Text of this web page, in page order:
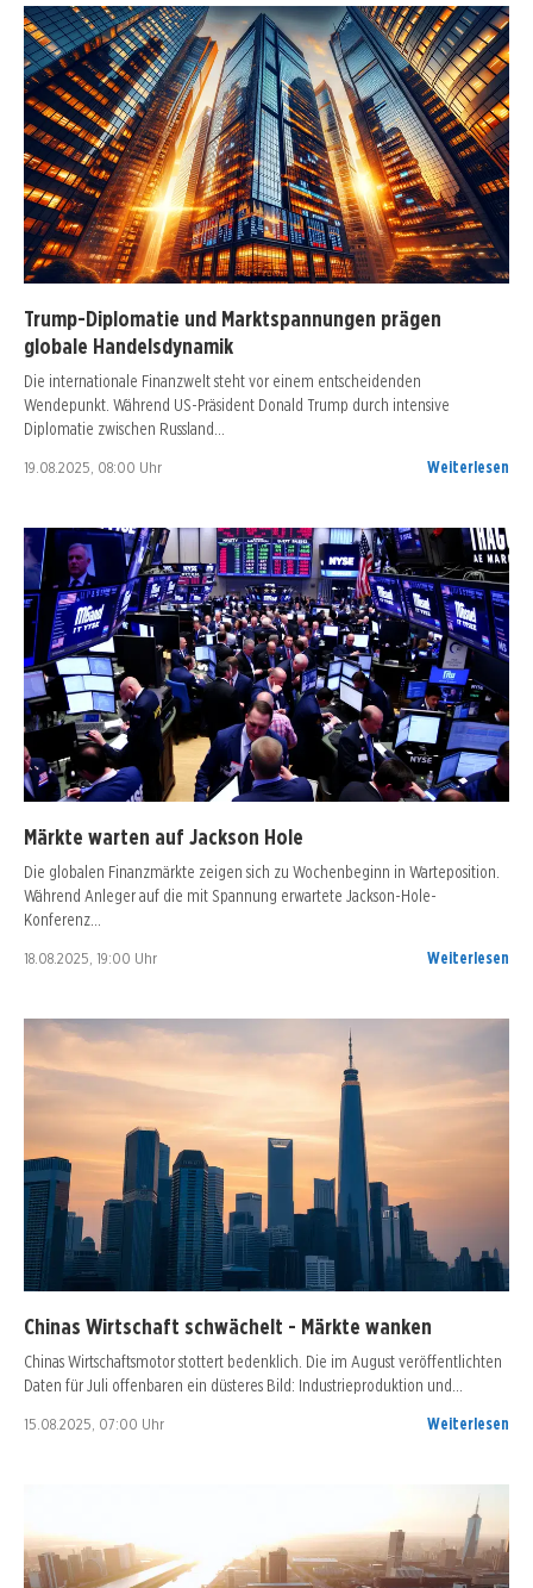
Trump-Diplomatie und Marktspannungen prägen
globale Handelsdynamik
Die internationale Finanzwelt steht vor einem entscheidenden
Wendepunkt. Während US-Präsident Donald Trump durch intensive
Diplomatie zwischen Russland…
19.08.2025, 08:00 Uhr Weiterlesen
Märkte warten auf Jackson Hole
Die globalen Finanzmärkte zeigen sich zu Wochenbeginn in Warteposition.
Während Anleger auf die mit Spannung erwartete Jackson-Hole-
Konferenz…
18.08.2025, 19:00 Uhr Weiterlesen
Chinas Wirtschaft schwächelt - Märkte wanken
Chinas Wirtschaftsmotor stottert bedenklich. Die im August veröffentlichten
Daten für Juli offenbaren ein düsteres Bild: Industrieproduktion und…
15.08.2025, 07:00 Uhr Weiterlesen